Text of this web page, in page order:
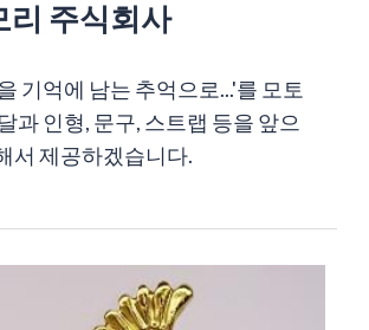
리 주식회사
기억에 남는 추억으로...'를 모토
과 인형, 문구, 스트랩 등을 앞으
서 제공하겠습니다.